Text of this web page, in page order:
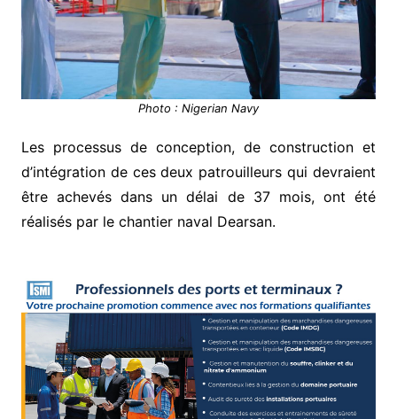
Photo : Nigerian Navy
Les processus de conception, de construction et
d’intégration de ces deux patrouilleurs qui devraient
être achevés dans un délai de 37 mois, ont été
réalisés par le chantier naval Dearsan.